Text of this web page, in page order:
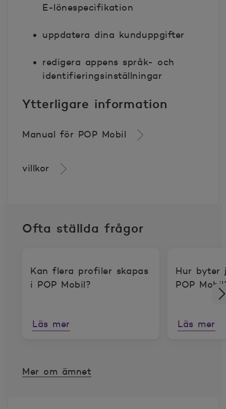
E-lönespecifikation
uppdatera dina kunduppgifter
redigera appens språk- och
identifieringsinställningar
Ytterligare information
Manual för POP Mobil
villkor
Ofta ställda frågor
Kan flera profiler skapas
i POP Mobil?
Läs mer
Hur byter
POP
Läs mer
Mer om ämnet